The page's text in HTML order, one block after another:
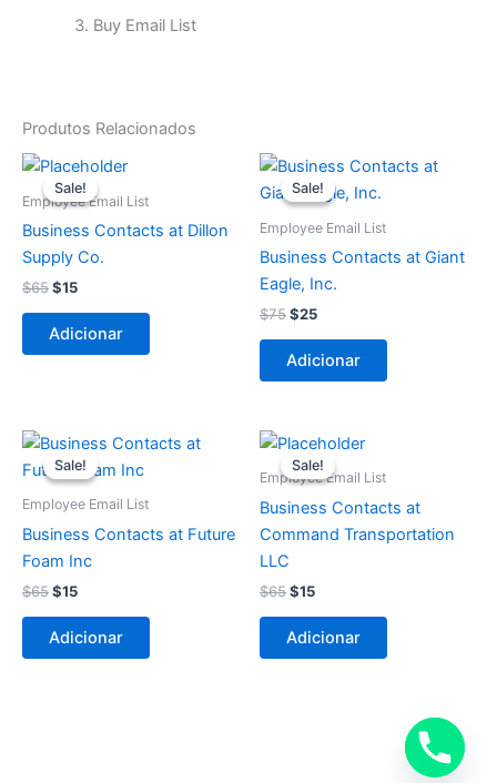
Buy Email List
Produtos Relacionados
Sale!
Sale!
Employee Email List
Business Contacts at Dillon
Supply Co.
$65
O
preço
original
$65.
$15
O
preço
atual
$15.
Adicionar
Sale!
Sale!
Employee Email List
Business Contacts at Giant
Eagle, Inc.
$75
O
preço
original
$75.
$25
O
preço
atual
$25.
Adicionar
Sale!
Sale!
Employee Email List
Business Contacts at Future
Foam Inc
$65
O
preço
original
$65.
$15
O
preço
atual
$15.
Adicionar
Sale!
Sale!
Employee Email List
Business Contacts at
Command Transportation
LLC
$65
O
preço
original
$65.
$15
O
preço
atual
$15.
Adicionar